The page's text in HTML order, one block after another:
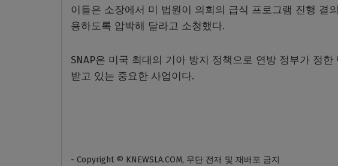
이들은 소장에서 미 법원이 의회의 급식 프로그램 진행 결
용하도록 압박해 달라고 소청했다.
SNAP은 미국 최대의 기아 방지 정책으로 연방 정부가 정
받고 있는 중요한 사업이다.
- Copyright © KNEWSLA.COM, 무단 전재 및 재배포 금지